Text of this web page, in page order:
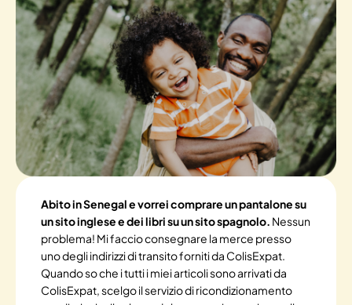
Abito in Senegal e vorrei comprare un pantalone su
un sito inglese e dei libri su un sito spagnolo. Nessun
problema! Mi faccio consegnare la merce presso
uno degli indirizzi di transito forniti da ColisExpat.
Quando so che i tutti i miei articoli sono arrivati da
ColisExpat, scelgo il servizio di ricondizionamento